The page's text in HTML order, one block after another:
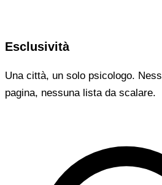
Esclusività
Una città, un solo psicologo.
pagina, nessuna lista da scalare.